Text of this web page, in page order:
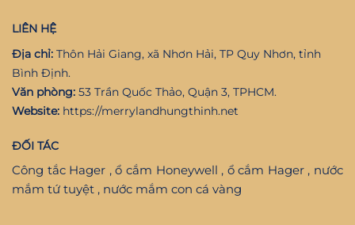
LIÊN HỆ
Địa chỉ: Thôn Hải Giang, xã Nhơn Hải, TP Quy Nhơn, tỉnh
Bình Định.
Văn phòng: 53 Trần Quốc Thảo, Quận 3, TPHCM.
Website: https://merrylandhungthinh.net
ĐỐI TÁC
Công tắc Hager ,ổ cắm Honeywell , ổ cắm Hager, nước
mắm tứ tuyệt , nước mắm con cá vàng